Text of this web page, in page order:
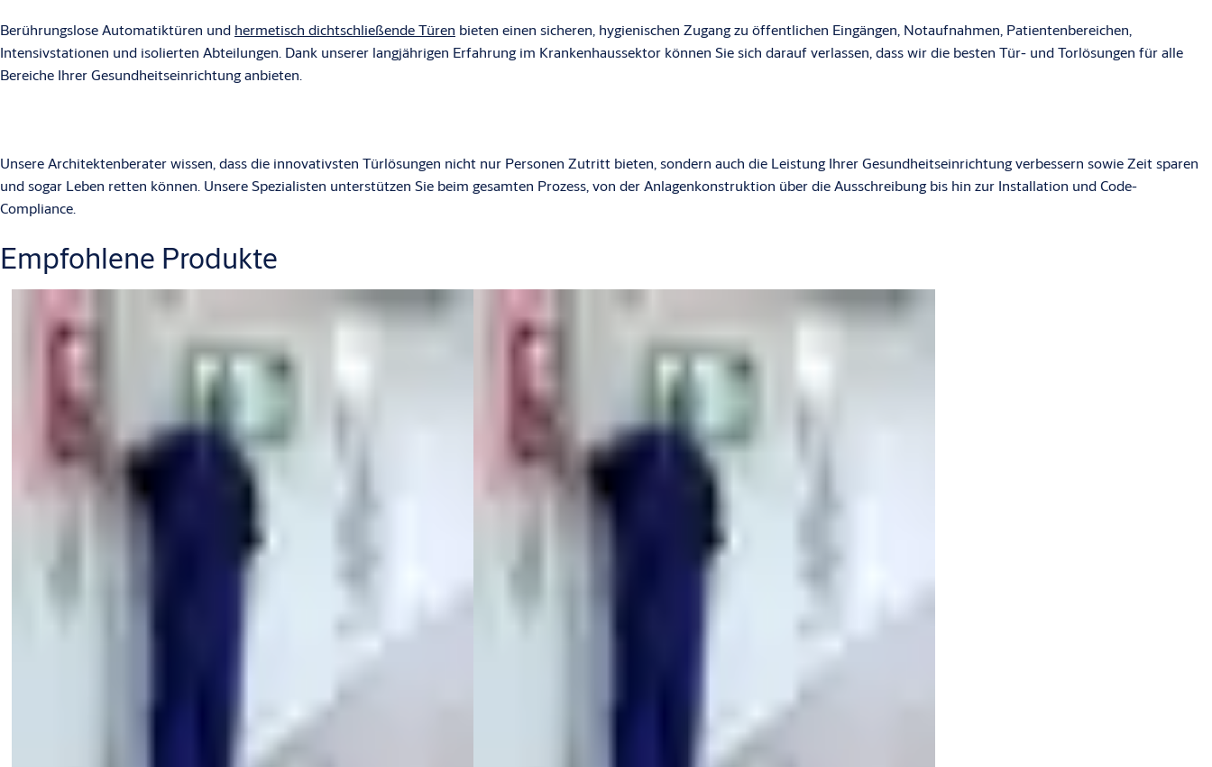
Berührungslose Automatiktüren und hermetisch dichtschließende Türen bieten einen sicheren, hygienischen Zugang zu öffentlichen Eingängen, Notaufnahmen, Patientenbereichen,
Intensivstationen und isolierten Abteilungen. Dank unserer langjährigen Erfahrung im Krankenhaussektor können Sie sich darauf verlassen, dass wir die besten Tür- und Torlösungen für alle
Bereiche Ihrer Gesundheitseinrichtung anbieten.
Unsere Architektenberater wissen, dass die innovativsten Türlösungen nicht nur Personen Zutritt bieten, sondern auch die Leistung Ihrer Gesundheitseinrichtung verbessern sowie Zeit sparen
und sogar Leben retten können. Unsere Spezialisten unterstützen Sie beim gesamten Prozess, von der Anlagenkonstruktion über die Ausschreibung bis hin zur Installation und Code-
Compliance.
Empfohlene Produkte